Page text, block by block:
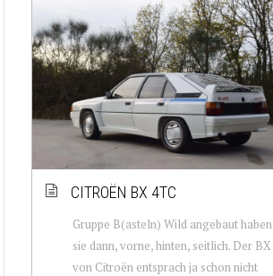
CITROËN BX 4TC
Gruppe B(asteln) Wild angebaut haben
sie dann, vorne, hinten, seitlich. Der BX
von Citroën entsprach ja schon nicht